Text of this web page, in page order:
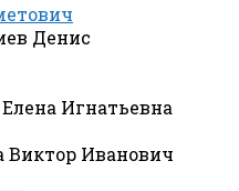
Денис
Игнатьевна
Виктор Иванович